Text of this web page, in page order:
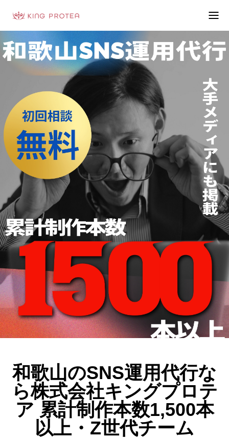
会社概要
特定商取引法の表示
プライバシーポリシー
利用規約
お問い合わせフォーム
お客様の声
動画制作事例
ブログ
動画制作事例 会社概要
和歌山のSNS運用代行な
ら株式会社キングプロテ
ア 累計制作本数1,500本
以上・Z世代チーム